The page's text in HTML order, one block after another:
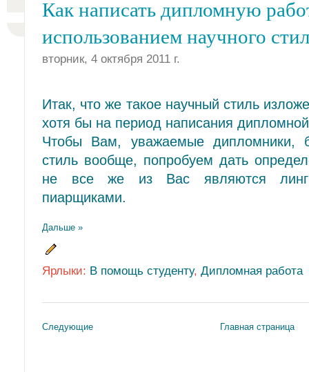
Как написать дипломную
использованием научного
вторник, 4 октября 2011 г.
Итак, что же такое научный стиль
хотя бы на период написания
Чтобы Вам, уважаемые дипломники,
стиль вообще, попробуем дать
не все же из Вас являются
пиарщиками.
Дальше »
Ярлыки: В помощь студенту, Дипломная работа
Следующие Главная страница